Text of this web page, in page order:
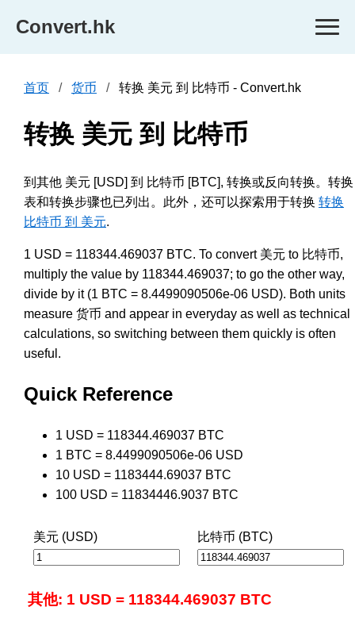
Convert.hk
首页 货币 转换 美元 到 比特币 - Convert.hk
转换 美元 到 比特币
到其他 美元 [USD] 到 比特币 [BTC], 转换或反向转换。转换
表和转换步骤也已列出。此外，还可以探索用于转换 转换
比特币 到 美元.
1 USD = 118344.469037 BTC. To convert 美元 to 比特币,
multiply the value by 118344.469037; to go the other way,
divide by it (1 BTC = 8.4499090506e-06 USD). Both units
measure 货币 and appear in everyday as well as technical
calculations, so switching between them quickly is often
useful.
Quick Reference
1 USD = 118344.469037 BTC
1 BTC = 8.4499090506e-06 USD
10 USD = 1183444.69037 BTC
100 USD = 11834446.9037 BTC
美元 (USD) 比特币 (BTC)
其他: 1 USD = 118344.469037 BTC